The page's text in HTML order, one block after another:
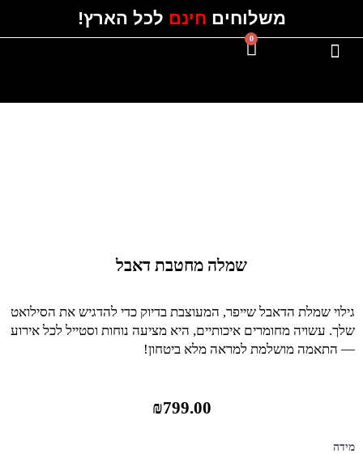
משלוחים חינם לכל הארץ!
0
עגלת
שמלה מחטבת דאבל
גילוי שמלת הדאבל שייפר, המעוצבת בדיוק כדי להדגיש את הסילואט
שלך. עשויה מחומרים איכותיים, היא מציעה נוחות וסטייל לכל אירוע
— התאמה מושלמת למראה מלא ביטחון!
₪799.00
מידה
כמות